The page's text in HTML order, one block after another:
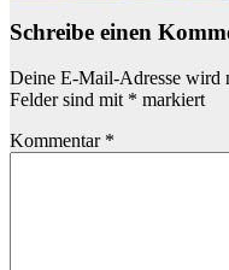
Schreibe einen
Deine E-Mail-Adresse wird
Felder sind mit * markiert
Kommentar *